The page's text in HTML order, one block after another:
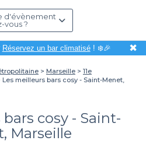
d'évènement
vous ?
Réservez un bar climatisé! ❄️🎉 ✖
Marseille
11e
Les meilleurs bars cosy - Saint-Menet,
cosy - Saint-
Marseille